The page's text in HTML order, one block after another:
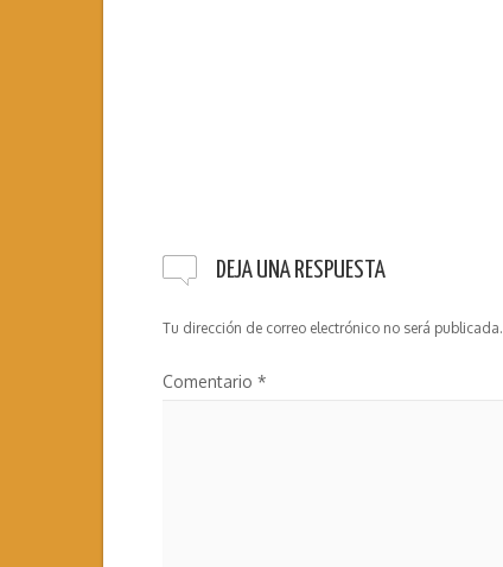
DEJA UNA RESPUESTA
Tu dirección de correo electrónico no será publicada.
Comentario *